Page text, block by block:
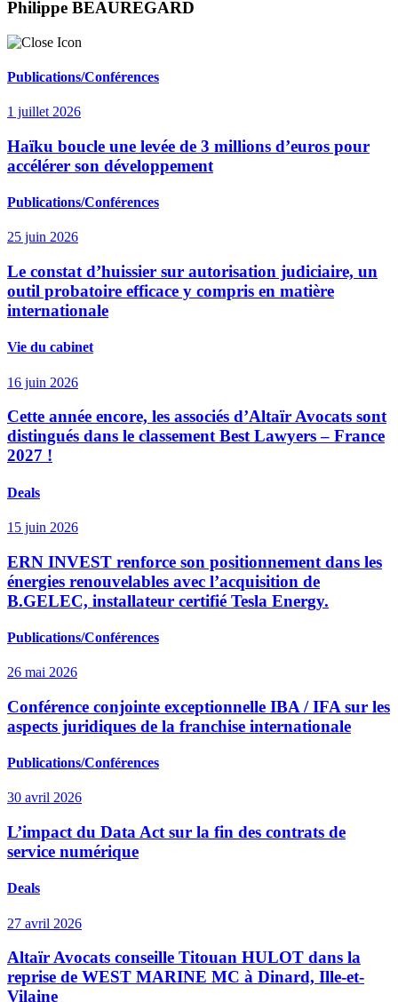
Philippe BEAUREGARD
Publications/Conférences
1 juillet 2026
Haïku boucle une levée de 3 millions d’euros pour
accélérer son développement
Publications/Conférences
25 juin 2026
Le constat d’huissier sur autorisation judiciaire, un
outil probatoire efficace y compris en matière
internationale
Vie du cabinet
16 juin 2026
Cette année encore, les associés d’Altaïr Avocats sont
distingués dans le classement Best Lawyers – France
2027 !
Deals
15 juin 2026
ERN INVEST renforce son positionnement dans les
énergies renouvelables avec l’acquisition de
B.GELEC, installateur certifié Tesla Energy.
Publications/Conférences
26 mai 2026
Conférence conjointe exceptionnelle IBA / IFA sur les
aspects juridiques de la franchise internationale
Publications/Conférences
30 avril 2026
L’impact du Data Act sur la fin des contrats de
service numérique
Deals
27 avril 2026
Altaïr Avocats conseille Titouan HULOT dans la
reprise de WEST MARINE MC à Dinard, Ille-et-
Vilaine